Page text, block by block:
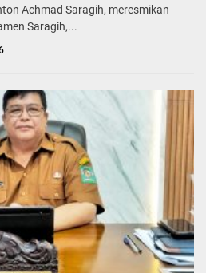
Achmad Saragih, meresmikan
Saragih,...